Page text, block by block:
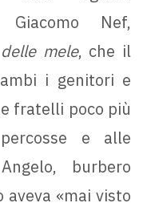
Giacomo Nef,
mele, che il
i genitori e
fratelli poco più
e alle
burbero
aveva «mai visto